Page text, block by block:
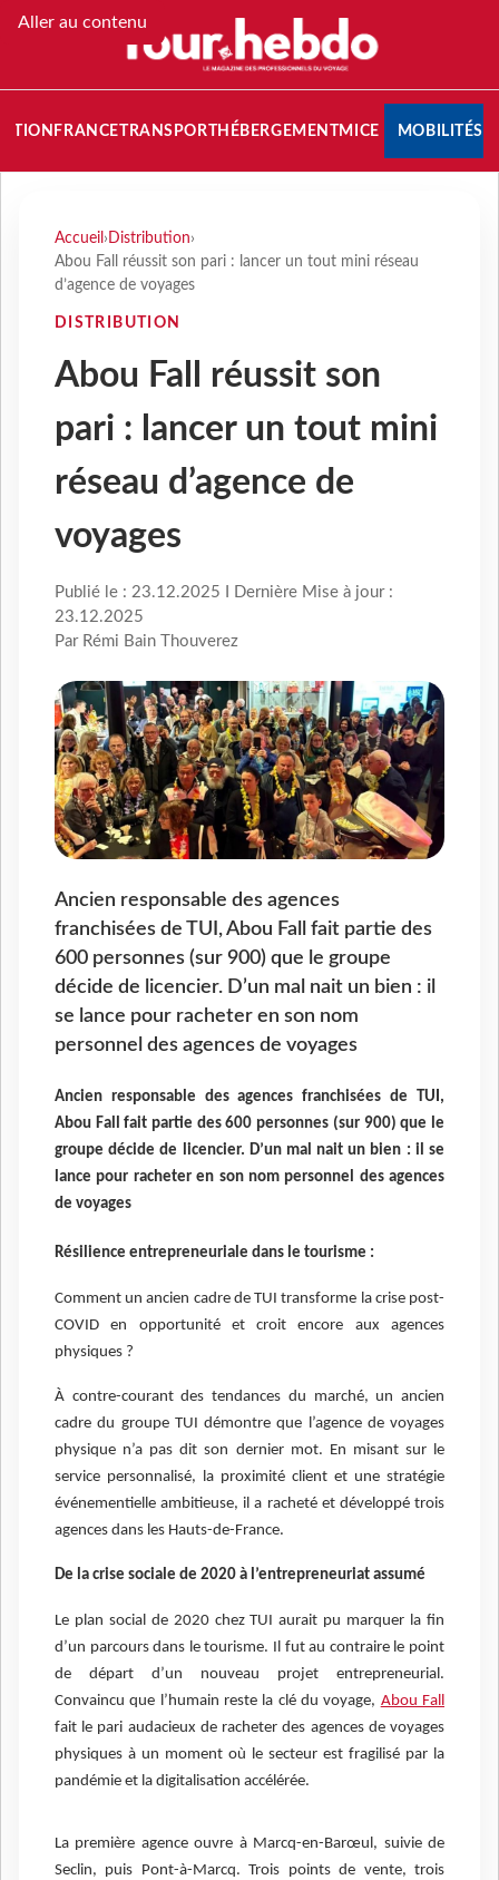
Aller au contenu
FRANCETRANSPORT HÉBERGEMENTMICE MOBILITÉS
Accueil › Distribution›
Abou Fall réussit son pari : lancer un tout mini réseau
d’agence de voyages
DISTRIBUTION
Abou Fall réussit son
pari : lancer un tout mini
réseau d’agence de
voyages
Publié le : 23.12.2025 I Dernière Mise à jour :
23.12.2025
Par Rémi Bain Thouverez
Ancien responsable des agences
franchisées de TUI, Abou Fall fait partie des
600 personnes (sur 900) que le groupe
décide de licencier. D’un mal nait un bien : il
se lance pour racheter en son nom
personnel des agences de voyages
Ancien responsable des agences franchisées de TUI,
Abou Fall fait partie des 600 personnes (sur 900) que le
groupe décide de licencier. D’un mal nait un bien : il se
lance pour racheter en son nom personnel des agences
de voyages
Résilience entrepreneuriale dans le tourisme :
Comment un ancien cadre de TUI transforme la crise post-
COVID en opportunité et croit encore aux agences
physiques ?
À contre-courant des tendances du marché, un ancien
cadre du groupe TUI démontre que l’agence de voyages
physique n’a pas dit son dernier mot. En misant sur le
service personnalisé, la proximité client et une stratégie
événementielle ambitieuse, il a racheté et développé trois
agences dans les Hauts-de-France.
De la crise sociale de 2020 à l’entrepreneuriat assumé
Le plan social de 2020 chez TUI aurait pu marquer la fin
d’un parcours dans le tourisme. Il fut au contraire le point
de départ d’un nouveau projet entrepreneurial.
Convaincu que l’humain reste la clé du voyage, Abou Fall
fait le pari audacieux de racheter des agences de voyages
physiques à un moment où le secteur est fragilisé par la
pandémie et la digitalisation accélérée.
La première agence ouvre à Marcq-en-Barœul, suivie de
Seclin, puis Pont-à-Marcq. Trois points de vente, trois